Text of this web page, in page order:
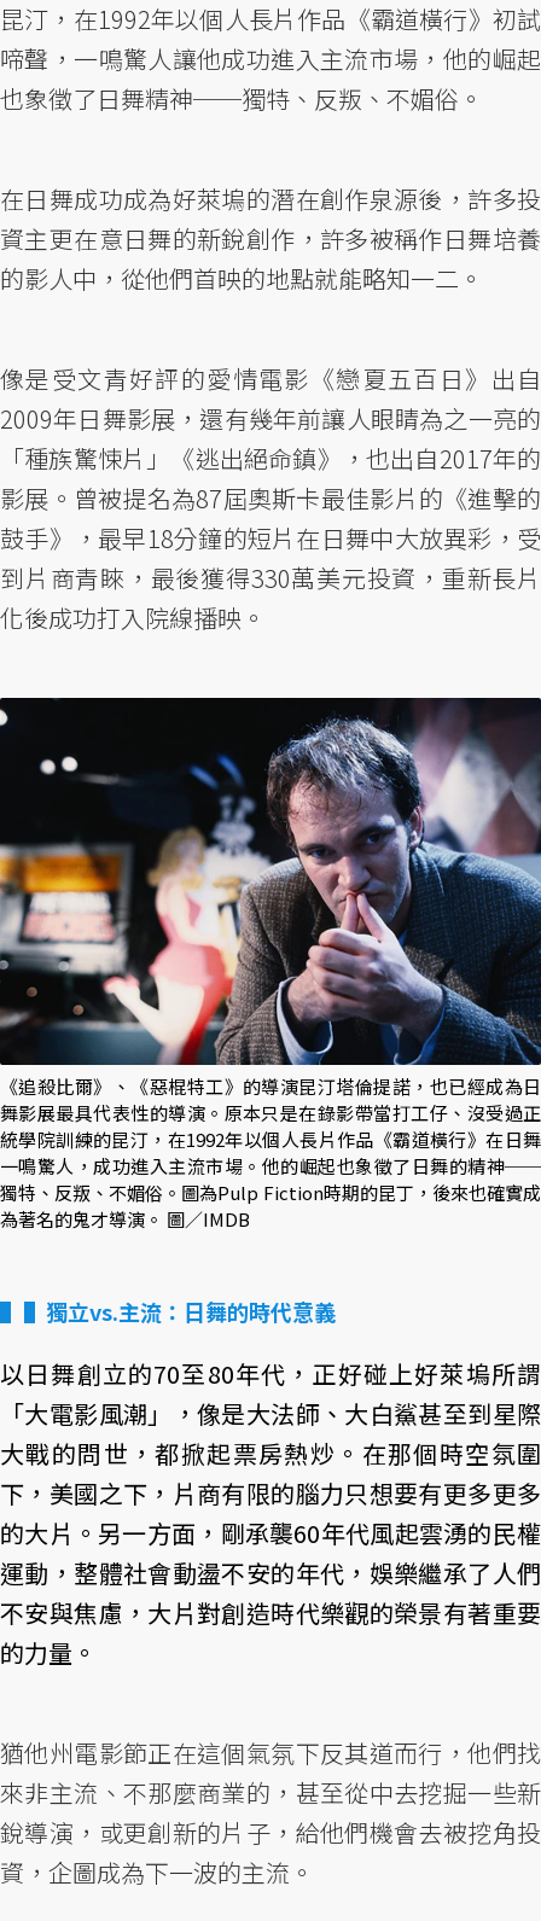
昆汀，在1992年以個人長片作品《霸道橫行》初試
啼聲，一鳴驚人讓他成功進入主流市場，他的崛起
也象徵了日舞精神──獨特、反叛、不媚俗。
在日舞成功成為好萊塢的潛在創作泉源後，許多投
資主更在意日舞的新銳創作，許多被稱作日舞培養
的影人中，從他們首映的地點就能略知一二。
像是受文青好評的愛情電影《戀夏五百日》出自
2009年日舞影展，還有幾年前讓人眼睛為之一亮的
「種族驚悚片」《逃出絕命鎮》，也出自2017年的
影展。曾被提名為87屆奧斯卡最佳影片的《進擊的
鼓手》，最早18分鐘的短片在日舞中大放異彩，受
到片商青睞，最後獲得330萬美元投資，重新長片
化後成功打入院線播映。
《追殺比爾》、《惡棍特工》的導演昆汀塔倫提諾，也已經成為日
舞影展最具代表性的導演。原本只是在錄影帶當打工仔、沒受過正
統學院訓練的昆汀，在1992年以個人長片作品《霸道橫行》在日舞
一鳴驚人，成功進入主流市場。他的崛起也象徵了日舞的精神──
獨特、反叛、不媚俗。圖為Pulp Fiction時期的昆丁，後來也確實成
為著名的鬼才導演。 圖／IMDB
▌獨立vs.主流：日舞的時代意義
以日舞創立的70至80年代，正好碰上好萊塢所謂
「大電影風潮」，像是大法師、大白鯊甚至到星際
大戰的問世，都掀起票房熱炒。在那個時空氛圍
下，美國之下，片商有限的腦力只想要有更多更多
的大片。另一方面，剛承襲60年代風起雲湧的民權
運動，整體社會動盪不安的年代，娛樂繼承了人們
不安與焦慮，大片對創造時代樂觀的榮景有著重要
的力量。
猶他州電影節正在這個氣氛下反其道而行，他們找
來非主流、不那麼商業的，甚至從中去挖掘一些新
銳導演，或更創新的片子，給他們機會去被挖角投
資，企圖成為下一波的主流。